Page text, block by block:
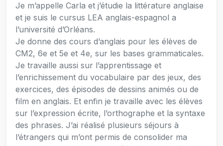
Je m’appelle Carla et j’étudie la littérature anglaise
et je suis le cursus LEA anglais-espagnol a
l’université d’Orléans.
Je donne des cours d’anglais pour les élèves de
CM2, 6e et 5e et 4e, sur les bases grammaticales.
Je travaille aussi sur l’apprentissage et
l’enrichissement du vocabulaire par des jeux, des
exercices, des épisodes de dessins animés ou de
film en anglais. Et enfin je travaille avec les élèves
sur l’expression écrite, l’orthographe et la syntaxe
des phrases. J’ai réalisé plusieurs séjours à
l’étrangers qui m’ont permis de consolider ma